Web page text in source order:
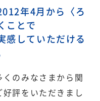
年4月から〈ろ
ことで
感していただける
のみなさまから関
評をいただきまし